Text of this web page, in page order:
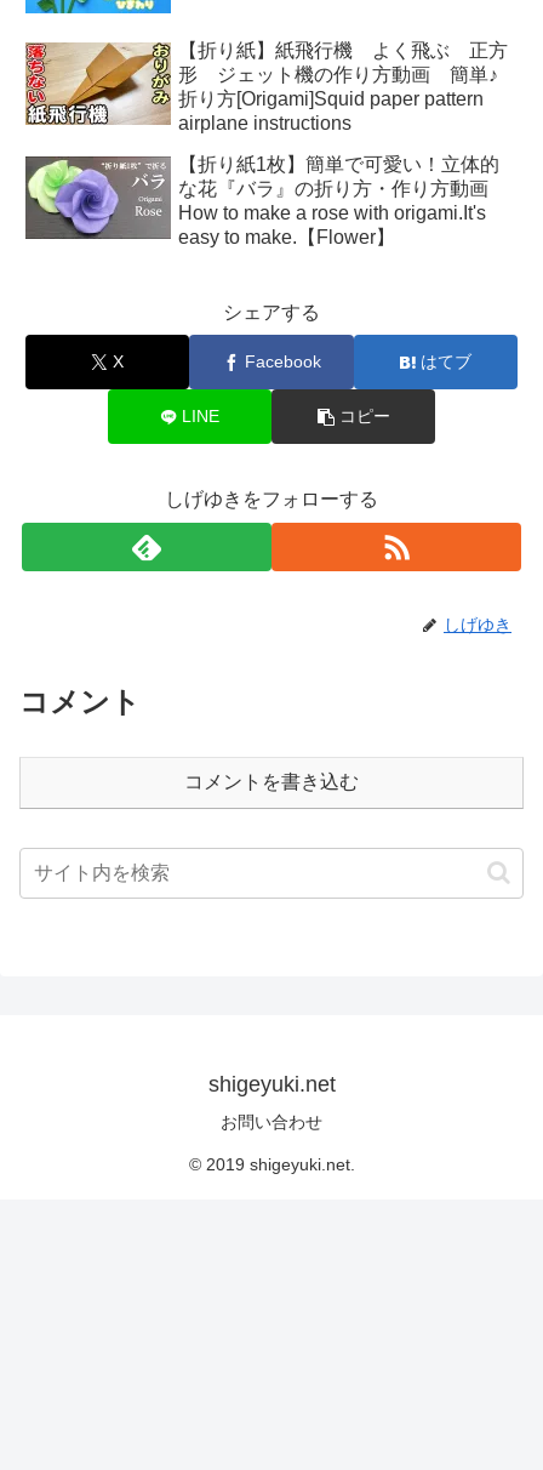
【折り紙】紙飛行機 よく飛ぶ 正方
形 ジェット機の作り方動画 簡単♪
折り方[Origami]Squid paper pattern
airplane instructions
【折り紙1枚】簡単で可愛い！立体的
な花『バラ』の折り方・作り方動画
How to make a rose with origami.It's
easy to make.【Flower】
シェアする
X Facebook はてブ
LINE コピー
しげゆきをフォローする
しげゆき
コメント
コメントを書き込む
shigeyuki.net
お問い合わせ
© 2019 shigeyuki.net.